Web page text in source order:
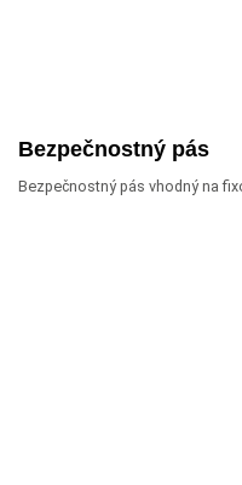
Bezpečnostný pás
Bezpečnostný pás vhodný na